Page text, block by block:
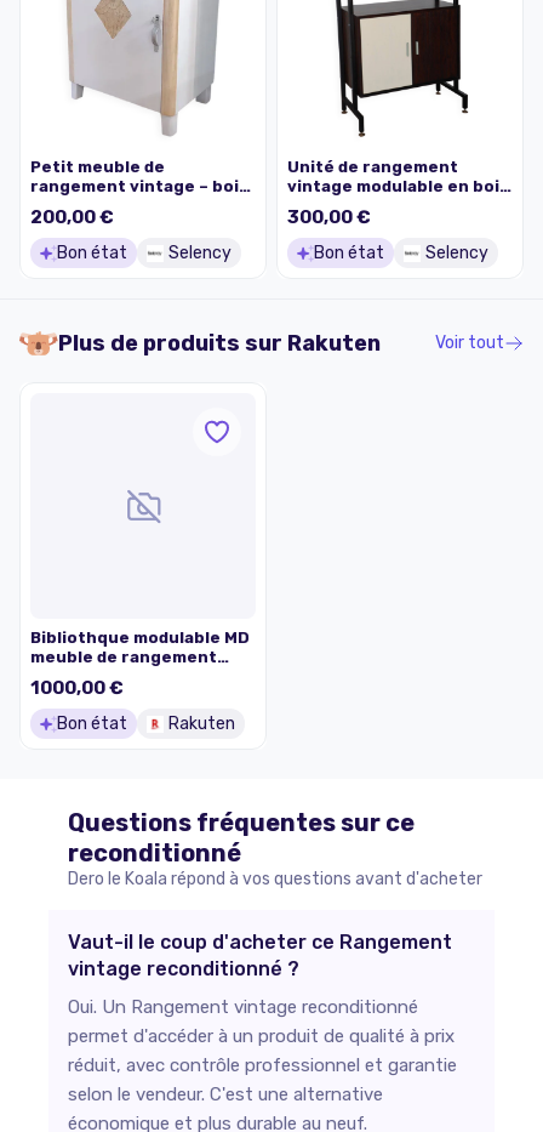
Petit meuble de
rangement vintage – bois
clair et rose poudré
200,00 €
Bon état Selency
Unité de rangement
vintage modulable en bois
et métal - 1960
300,00 €
Bon état Selency
Plus de produits sur Rakuten Voir tout
Bibliothque modulable MD
meuble de rangement
vintage en teck marron
1000,00 €
Bon état Rakuten
Questions fréquentes sur ce
reconditionné
Dero le Koala répond à vos questions avant d'acheter
Vaut-il le coup d'acheter ce Rangement
vintage reconditionné ?
Oui. Un Rangement vintage reconditionné
permet d'accéder à un produit de qualité à prix
réduit, avec contrôle professionnel et garantie
selon le vendeur. C'est une alternative
économique et plus durable au neuf.